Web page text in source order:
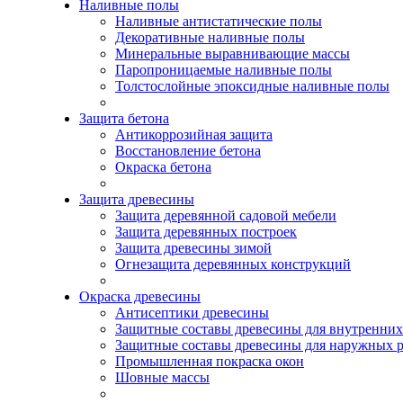
Наливные полы
Наливные антистатические полы
Декоративные наливные полы
Минеральные выравнивающие массы
Паропроницаемые наливные полы
Толстослойные эпоксидные наливные полы
Защита бетона
Антикоррозийная защита
Восстановление бетона
Окраска бетона
Защита древесины
Защита деревянной садовой мебели
Защита деревянных построек
Защита древесины зимой
Огнезащита деревянных конструкций
Окраска древесины
Антисептики древесины
Защитные составы древесины для
Защитные составы древесины для наружных
Промышленная покраска окон
Шовные массы